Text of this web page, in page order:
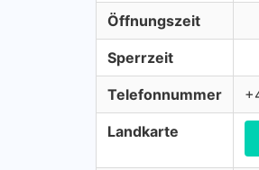
Öffnungszeit
Sperrzeit
Telefonnummer
Landkarte